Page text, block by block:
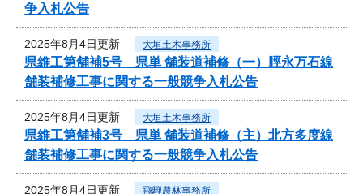
争入札公告
2025年8月4日更新 大垣土木事務所
県維工第舗補5号 県単 舗装道補修（一）脛永万石線
舗装補修工事に関する一般競争入札公告
2025年8月4日更新 大垣土木事務所
県維工第舗補3号 県単 舗装道補修（主）北方多度線
舗装補修工事に関する一般競争入札公告
2025年8月4日更新 飛騨農林事務所